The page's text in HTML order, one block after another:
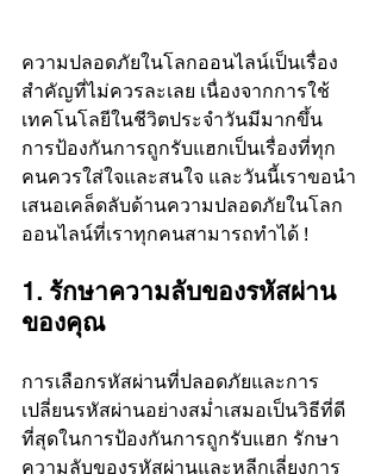
ความปลอดภัยในโลกออนไลน์เป็นเรื่อง
สำคัญที่ไม่ควรละเลย เนื่องจากการใช้
เทคโนโลยีในชีวิตประจำวันมีมากขึ้น
การป้องกันการถูกรับแฮกเป็นเรื่องที่ทุก
คนควรใส่ใจและสนใจ และวันนี้เราขอนำ
เสนอเคล็ดลับด้านความปลอดภัยในโลก
ออนไลน์ที่เราทุกคนสามารถทำได้ !
1. รักษาความลับของรหัสผ่าน
ของคุณ
การเลือกรหัสผ่านที่ปลอดภัยและการ
เปลี่ยนรหัสผ่านอย่างสม่ำเสมอเป็นวิธีที่ดี
ที่สุดในการป้องกันการถูกรับแฮก รักษา
ความลับของรหัสผ่านและหลีกเลี่ยงการ